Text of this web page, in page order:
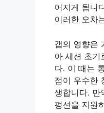
어지게 됩니
이러한 오차
갭의 영향은
아 세션 초기
다. 이 때는
점이 우수한
생합니다. 만
펑션을 지원